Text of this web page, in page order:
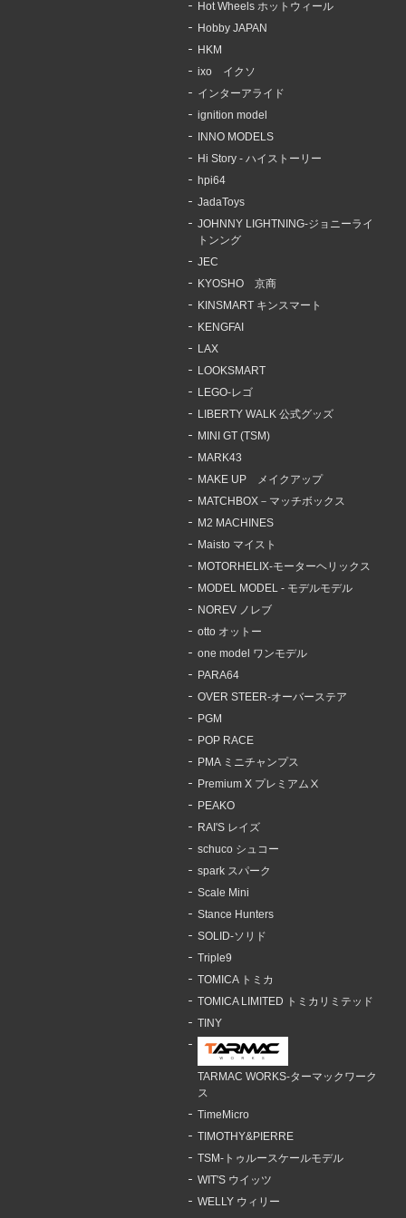
Hot Wheels ホットウィール
Hobby JAPAN
HKM
ixo イクソ
インターアライド
ignition model
INNO MODELS
Hi Story - ハイストーリー
hpi64
JadaToys
JOHNNY LIGHTNING-ジョニーライ
トンング
JEC
KYOSHO 京商
KINSMART キンスマート
KENGFAI
LAX
LOOKSMART
LEGO-レゴ
LIBERTY WALK 公式グッズ
MINI GT (TSM)
MARK43
MAKE UP メイクアップ
MATCHBOX－マッチボックス
M2 MACHINES
Maisto マイスト
MOTORHELIX-モーターヘリックス
MODEL MODEL - モデルモデル
NOREV ノレブ
otto オットー
one model ワンモデル
PARA64
OVER STEER-オーバーステア
PGM
POP RACE
PMA ミニチャンプス
Premium X プレミアムⅩ
PEAKO
RAI'S レイズ
schuco シュコー
spark スパーク
Scale Mini
Stance Hunters
SOLID-ソリド
Triple9
TOMICA トミカ
TOMICA LIMITED トミカリミテッド
TINY
TARMAC WORKS-ターマックワーク
ス
TimeMicro
TIMOTHY&PIERRE
TSM-トゥルースケールモデル
WIT'S ウイッツ
WELLY ウィリー